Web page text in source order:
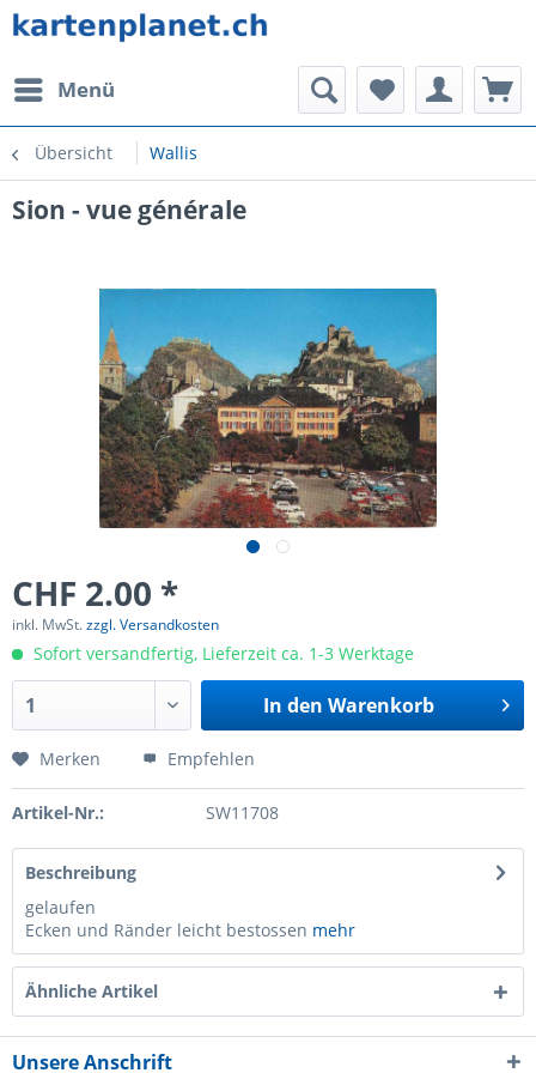
Menü
Übersicht Wallis
Sion - vue générale
CHF 2.00 *
inkl. MwSt.zzgl. Versandkosten
Sofort versandfertig, Lieferzeit ca. 1-3 Werktage
In den Warenkorb
Merken Empfehlen
Artikel-Nr.: SW11708
Beschreibung
gelaufen
Ecken und Ränder leicht bestossen mehr
Ähnliche Artikel
Unsere Anschrift